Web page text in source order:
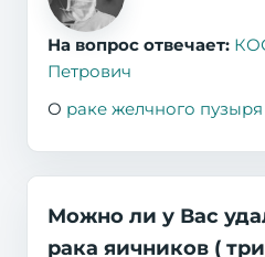
На вопрос отвечает:
Петрович
О раке желчного пузыря
Можно ли у Вас
рака яичников (